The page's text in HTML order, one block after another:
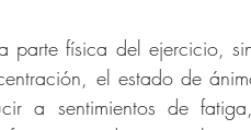
parte física del ejercicio,
el estado de
a sentimientos de